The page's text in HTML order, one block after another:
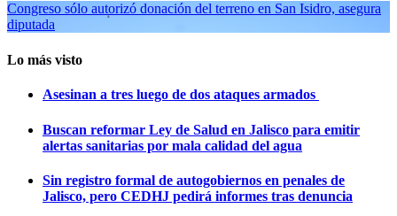
Congreso sólo autorizó donación del terreno en San Isidro, asegura
diputada
Lo más visto
Asesinan a tres luego de dos ataques armados
Buscan reformar Ley de Salud en Jalisco para emitir
alertas sanitarias por mala calidad del agua
Sin registro formal de autogobiernos en penales de
Jalisco, pero CEDHJ pedirá informes tras denuncia